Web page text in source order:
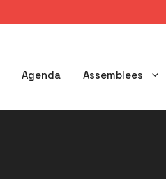
Agenda Assemblees